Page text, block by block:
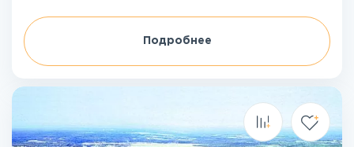
Подробнее